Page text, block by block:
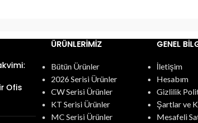
Ofis
ÜRÜNLERIMIZ
Bütün Ürünler
2026 Serisi Ürünler
CW Serisi Ürünler
KT Serisi Ürünler
MC Serisi Ürünler
GENEL
İletişim
Hesabım
Gizlilik
Şartlar ve
Mesafeli